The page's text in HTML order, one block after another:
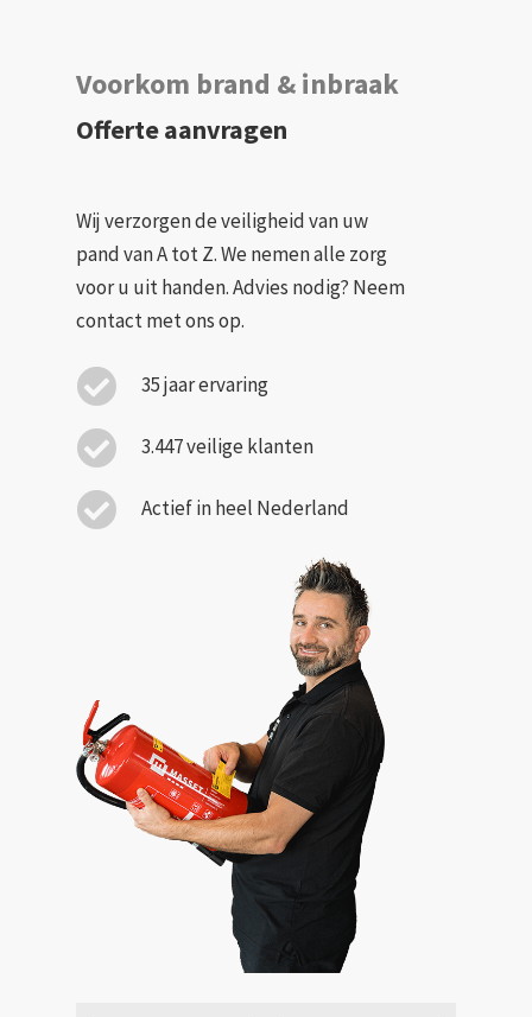
Voorkom brand & inbraak
Offerte aanvragen
Wij verzorgen de veiligheid van uw
pand van A tot Z. We nemen alle zorg
voor u uit handen. Advies nodig? Neem
contact met ons op.
35 jaar ervaring
3.447 veilige klanten
Actief in heel Nederland